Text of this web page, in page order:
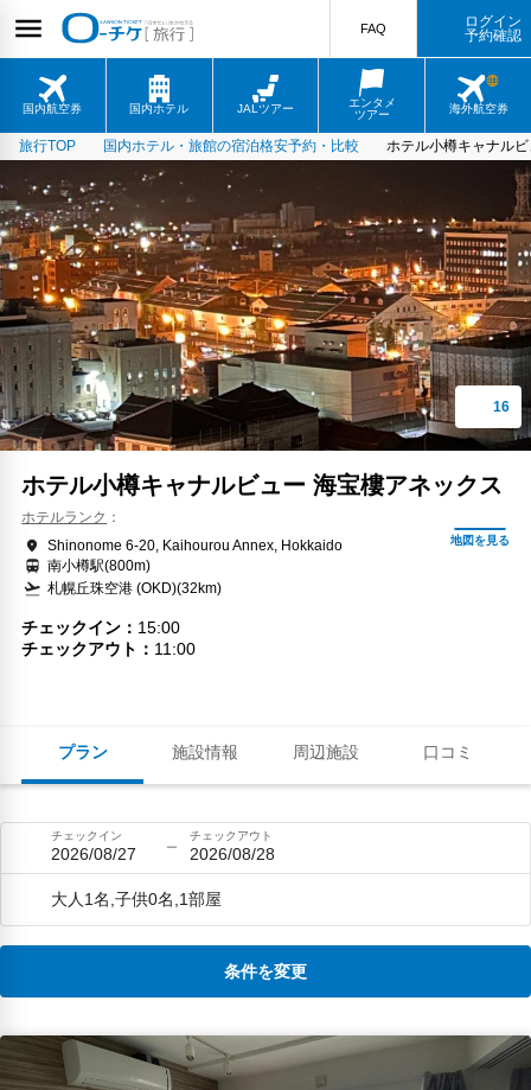
国内航空券 国内ホテル JALツアー
エンタメ
ツアー
海外航空券
FAQ
ログイン
予約確認
旅行TOP 国内ホテル・旅館の宿泊格安予約・比較 ホテル小樽キャナル
プラン 施設情報 周辺施設 口コミ
ホテル小樽キャナルビュー 海宝樓アネックス
ホテルランク
Shinonome 6-20, Kaihourou Annex, Hokkaido
南小樽駅(800m)
札幌丘珠空港 (OKD)(32km)
チェックイン
15:00
チェックアウト
11:00
チェックイン
2026/08/27
チェックアウト
2026/08/28
大人1名,子供0名,1部屋
条件を変更